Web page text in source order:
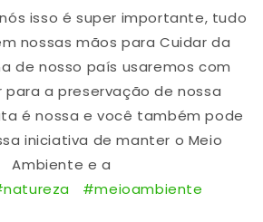
isso é super importante, tudo
nossas mãos para Cuidar da
de nosso país usaremos com
a preservação de nossa
é nossa e você também pode
iniciativa de manter o Meio
Ambiente e a
#meioambiente